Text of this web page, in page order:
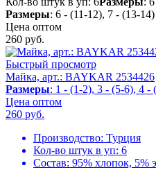
Размеры: 6 - (11-12), 7 - (13-14)
Цена оптом
260 руб.
Быстрый просмотр
Майка, арт.: BAYKAR 2534426
Размеры: 1 - (1-2), 3 - (5-6), 4 -
Цена оптом
260 руб.
Производство: Турция
Кол-во штук в уп: 6
Состав: 95% хлопок, 5%